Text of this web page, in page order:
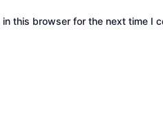
this browser for the next time I